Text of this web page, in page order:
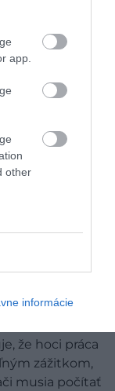
app.
other
informácie
na
byť až 5
že hoci práca
zážitkom,
musia počítať